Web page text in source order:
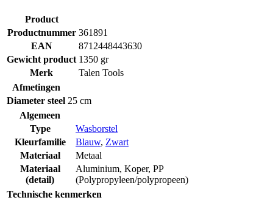
Product
Productnummer 361891
EAN
8712448443630
Gewicht product 1350 gr
Merk
Talen Tools
Afmetingen
Diameter steel 25 cm
Algemeen
Type
Wasborstel
Kleurfamilie
Blauw, Zwart
Materiaal
Metaal
Materiaal
(detail)
Aluminium, Koper, PP
(Polypropyleen/polypropeen)
Technische kenmerken